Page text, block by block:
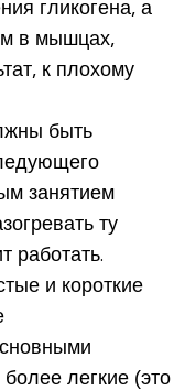
гликогена, а
в мышцах,
к плохому
быть
занятием
ту
работать.
и короткие
легкие (это